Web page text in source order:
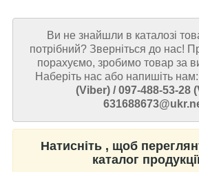
Ви не знайшли в каталозі
потрібний? Зверніться до нас!
порахуємо, зробимо товар за
Наберіть нас або напишіть нам:
(Viber) / 097-488-53-28
Натисніть , щоб
каталог